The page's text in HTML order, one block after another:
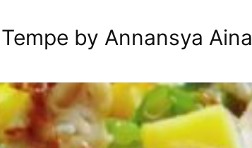
by Annansya Aina